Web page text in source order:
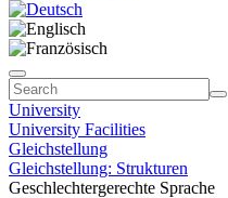
University
University Facilities
Gleichstellung
Gleichstellung: Strukturen
Geschlechtergerechte Sprache